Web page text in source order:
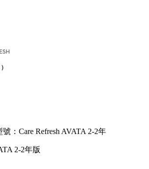
號：Care Refresh AVATA 2-2年
2-2年版